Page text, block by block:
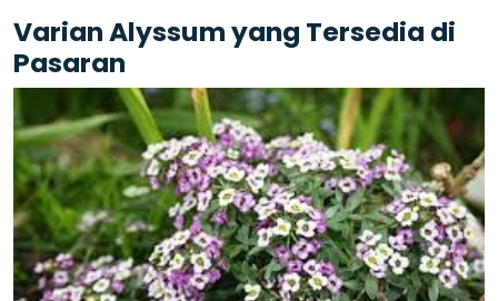
Varian Alyssum yang Tersedia di
Pasaran